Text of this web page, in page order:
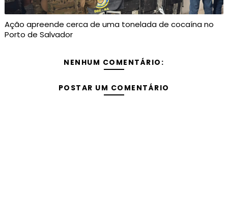
Ação apreende cerca de uma tonelada de cocaína no
Porto de Salvador
NENHUM COMENTÁRIO:
POSTAR UM COMENTÁRIO